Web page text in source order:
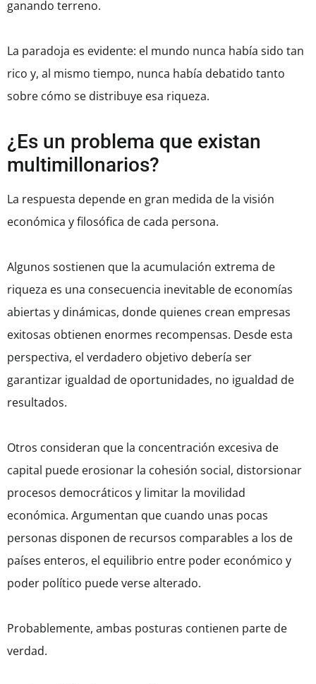
ganando terreno.
La paradoja es evidente: el mundo nunca había sido tan
rico y, al mismo tiempo, nunca había debatido tanto
sobre cómo se distribuye esa riqueza.
¿Es un problema que existan
multimillonarios?
La respuesta depende en gran medida de la visión
económica y filosófica de cada persona.
Algunos sostienen que la acumulación extrema de
riqueza es una consecuencia inevitable de economías
abiertas y dinámicas, donde quienes crean empresas
exitosas obtienen enormes recompensas. Desde esta
perspectiva, el verdadero objetivo debería ser
garantizar igualdad de oportunidades, no igualdad de
resultados.
Otros consideran que la concentración excesiva de
capital puede erosionar la cohesión social, distorsionar
procesos democráticos y limitar la movilidad
económica. Argumentan que cuando unas pocas
personas disponen de recursos comparables a los de
países enteros, el equilibrio entre poder económico y
poder político puede verse alterado.
Probablemente, ambas posturas contienen parte de
verdad.